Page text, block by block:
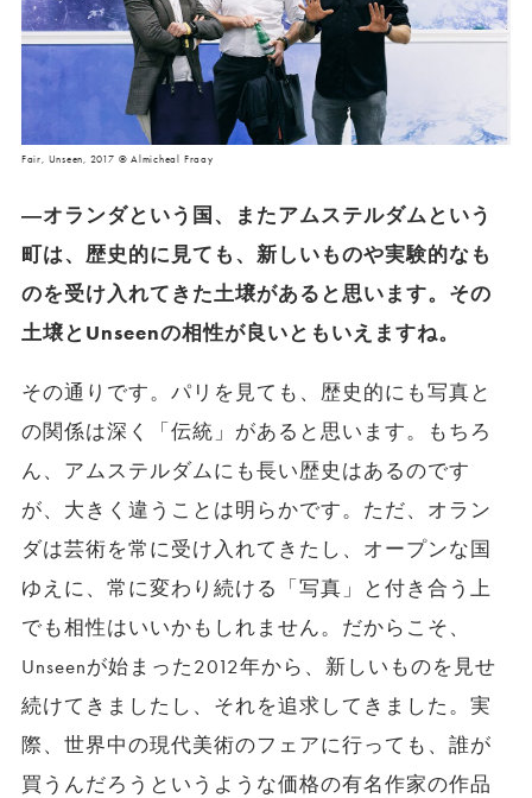
Fair, Unseen, 2017 © Almicheal Fraay
―オランダという国、またアムステルダムという
町は、歴史的に見ても、新しいものや実験的なも
のを受け入れてきた土壌があると思います。その
土壌とUnseenの相性が良いともいえますね。
その通りです。パリを見ても、歴史的にも写真と
の関係は深く「伝統」があると思います。もちろ
ん、アムステルダムにも長い歴史はあるのです
が、大きく違うことは明らかです。ただ、オラン
ダは芸術を常に受け入れてきたし、オープンな国
ゆえに、常に変わり続ける「写真」と付き合う上
でも相性はいいかもしれません。だからこそ、
Unseenが始まった2012年から、新しいものを見せ
続けてきましたし、それを追求してきました。実
際、世界中の現代美術のフェアに行っても、誰が
買うんだろうというような価格の有名作家の作品